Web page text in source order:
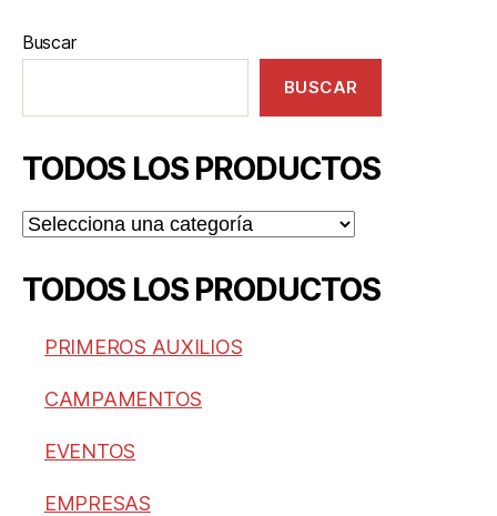
Buscar
BUSCAR
TODOS LOS PRODUCTOS
TODOS LOS PRODUCTOS
PRIMEROS AUXILIOS
CAMPAMENTOS
EVENTOS
EMPRESAS